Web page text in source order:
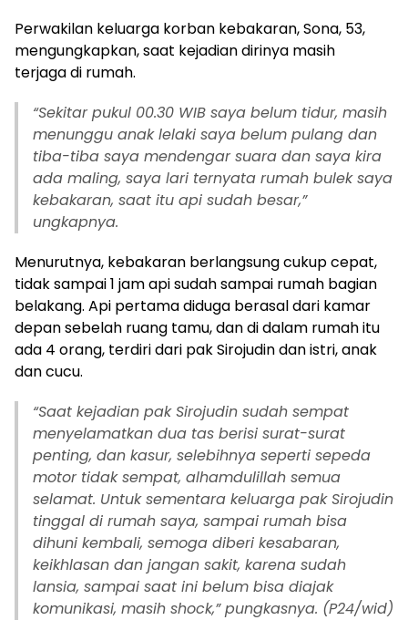
Perwakilan keluarga korban kebakaran, Sona, 53,
mengungkapkan, saat kejadian dirinya masih
terjaga di rumah.
“Sekitar pukul 00.30 WIB saya belum tidur, masih
menunggu anak lelaki saya belum pulang dan
tiba-tiba saya mendengar suara dan saya kira
ada maling, saya lari ternyata rumah bulek saya
kebakaran, saat itu api sudah besar,”
ungkapnya.
Menurutnya, kebakaran berlangsung cukup cepat,
tidak sampai 1 jam api sudah sampai rumah bagian
belakang. Api pertama diduga berasal dari kamar
depan sebelah ruang tamu, dan di dalam rumah itu
ada 4 orang, terdiri dari pak Sirojudin dan istri, anak
dan cucu.
“Saat kejadian pak Sirojudin sudah sempat
menyelamatkan dua tas berisi surat-surat
penting, dan kasur, selebihnya seperti sepeda
motor tidak sempat, alhamdulillah semua
selamat. Untuk sementara keluarga pak Sirojudin
tinggal di rumah saya, sampai rumah bisa
dihuni kembali, semoga diberi kesabaran,
keikhlasan dan jangan sakit, karena sudah
lansia, sampai saat ini belum bisa diajak
komunikasi, masih shock,” pungkasnya. (P24/wid)